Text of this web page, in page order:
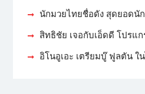
นักมวยไทยชื่อดัง สุดยอดนั
สิทธิชัย เจอกับเอ็ดดี โปรแ
อิโนอูเอะ เตรียมบู๊ ฟูลตัน